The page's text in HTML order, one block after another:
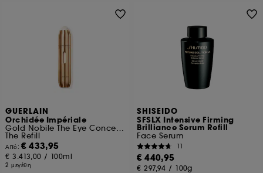
GUERLAIN
Orchidée Impériale
Gold Nobile The Eye Concentrate Treatment
The Refill
Από:€ 433,95
€ 3.413,00 / 100ml
2 μεγέθη
SHISEIDO
SFSLX Intensive Firming
Brilliance Serum Refill
Face Serum
11
€ 440,95
€ 297,94 / 100g